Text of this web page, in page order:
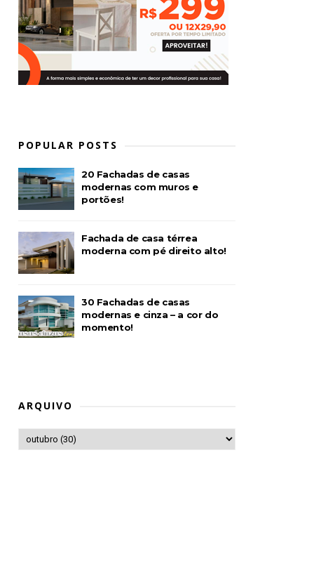
POPULAR POSTS
20 Fachadas de casas
modernas com muros e
portões!
Fachada de casa térrea
moderna com pé direito alto!
30 Fachadas de casas
modernas e cinza – a cor do
momento!
ARQUIVO